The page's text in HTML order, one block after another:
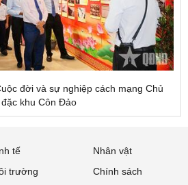
đời và sự nghiệp cách mạng Chủ
khu Côn Đảo
tế
Nhân vật
trường
Chính sách